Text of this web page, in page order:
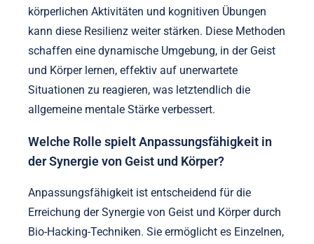
körperlichen Aktivitäten und kognitiven Übungen
kann diese Resilienz weiter stärken. Diese Methoden
schaffen eine dynamische Umgebung, in der Geist
und Körper lernen, effektiv auf unerwartete
Situationen zu reagieren, was letztendlich die
allgemeine mentale Stärke verbessert.
Welche Rolle spielt Anpassungsfähigkeit in
der Synergie von Geist und Körper?
Anpassungsfähigkeit ist entscheidend für die
Erreichung der Synergie von Geist und Körper durch
Bio-Hacking-Techniken. Sie ermöglicht es Einzelnen,